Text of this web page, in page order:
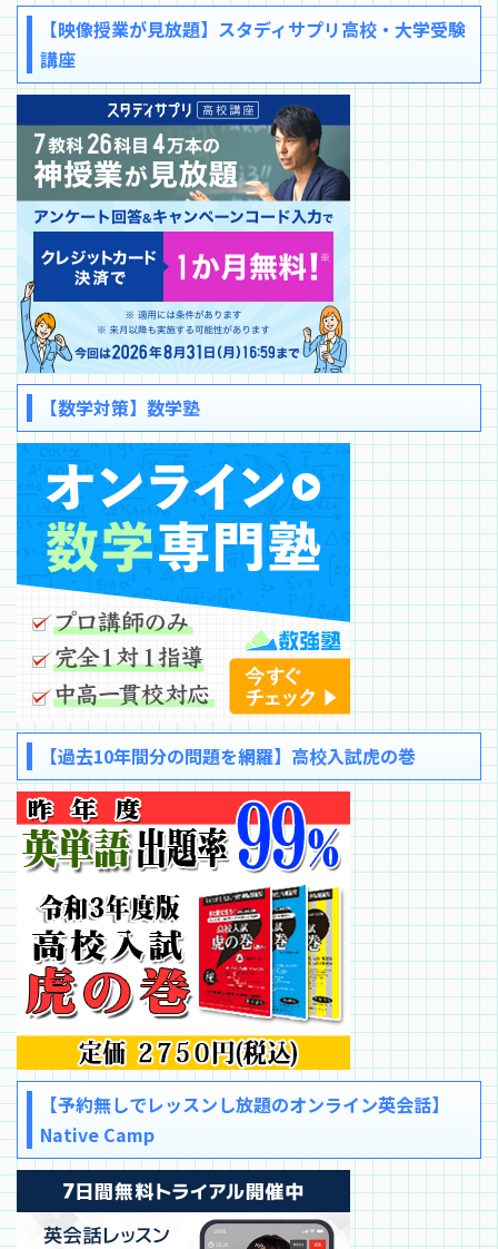
【映像授業が見放題】スタディサプリ高校・大学受験
講座
【数学対策】数学塾
【過去10年間分の問題を網羅】高校入試虎の巻
【予約無しでレッスンし放題のオンライン英会話】
Native Camp